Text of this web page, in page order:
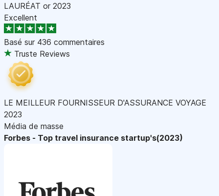
LAURÉAT or 2023
Excellent
Basé sur 436 commentaires
Truste Reviews
LE MEILLEUR FOURNISSEUR D'ASSURANCE VOYAGE
2023
Média de masse
Forbes - Top travel insurance startup's(2023)